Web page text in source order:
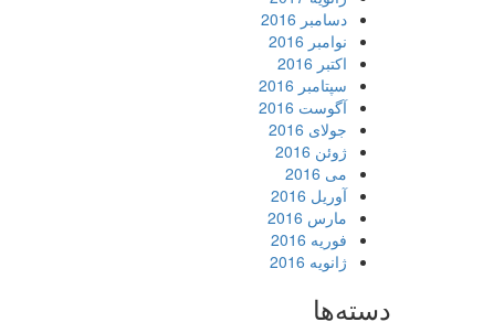
دسامبر 2016
نوامبر 2016
اکتبر 2016
سپتامبر 2016
آگوست 2016
جولای 2016
ژوئن 2016
می 2016
آوریل 2016
مارس 2016
فوریه 2016
ژانویه 2016
دسته‌ها